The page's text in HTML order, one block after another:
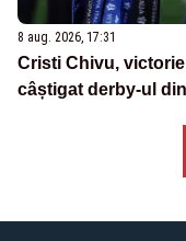
8 aug. 2026, 17:31
Cristi Chivu,
câștigat derby-ul